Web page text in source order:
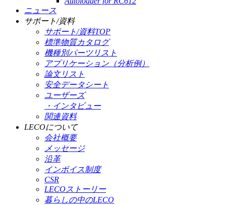
ニュース
サポート/資料
サポート/資料TOP
標準物質カタログ
機種別パーツリスト
アプリケーション（分析例）
論文リスト
安全データシート
ユーザーズ
・インタビュー
関連資料
LECOについて
会社概要
メッセージ
沿革
インボイス制度
CSR
LECOストーリー
暮らしの中のLECO